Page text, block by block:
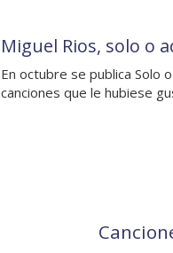
Miguel Rios, solo o
En octubre se publica Solo
canciones que le hubiese